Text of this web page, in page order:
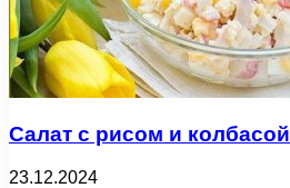
Салат с рисом и колбасой
23.12.2024